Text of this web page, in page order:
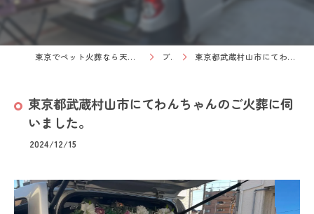
東京でペット火葬なら天国への扉 ペットメモリアル東京西 ブログ 東京都武蔵村山市にてわんちゃんのご火葬に伺いました。
東京都武蔵村山市にてわんちゃんのご火葬に伺
いました。
2024/12/15